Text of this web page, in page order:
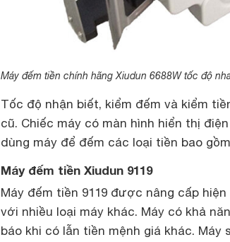
Máy đếm tiền chính hãng Xiudun 6688W tốc độ
Tốc độ nhận biết, kiểm đếm và kiểm
cũ. Chiếc máy có màn hình hiển thị
dùng máy để đếm các loại tiền bao
Máy đếm tiền Xiudun 9119
Máy đếm tiền 9119 được nâng cấp
với nhiều loại máy khác. Máy có khả
báo khi có lẫn tiền mệnh giá khác. Máy